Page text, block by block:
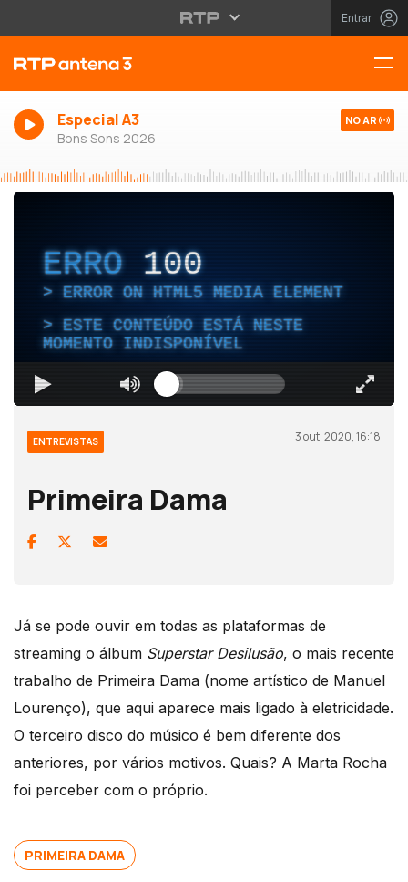
Entrar
Especial A3
Bons Sons 2026
NO AR
ERRO 100
ERROR ON HTML5 MEDIA ELEMENT
ESTE CONTEÚDO ESTÁ NESTE
MOMENTO INDISPONÍVEL
ENTREVISTAS 3 out, 2020, 16:18
Primeira Dama
Já se pode ouvir em todas as plataformas de
streaming o álbum Superstar Desilusão, o mais recente
trabalho de Primeira Dama (nome artístico de Manuel
Lourenço), que aqui aparece mais ligado à eletricidade.
O terceiro disco do músico é bem diferente dos
anteriores, por vários motivos. Quais? A Marta Rocha
foi perceber com o próprio.
PRIMEIRA DAMA